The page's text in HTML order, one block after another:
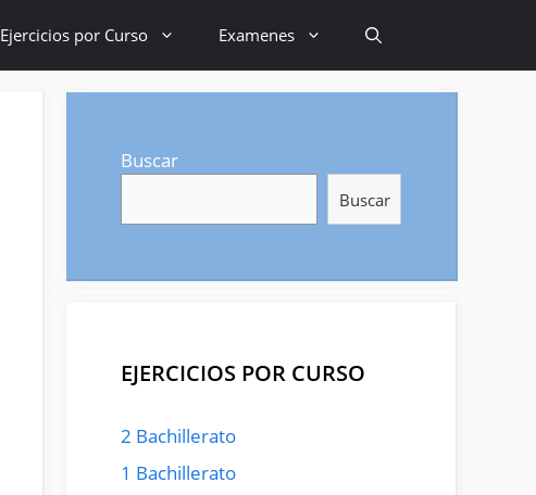
Ejercicios por Curso Examenes
Buscar
Buscar
EJERCICIOS POR CURSO
2 Bachillerato
1 Bachillerato